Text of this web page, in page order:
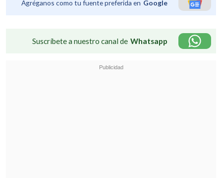
Agréganos como tu fuente preferida en Google
Suscríbete a nuestro canal de Whatsapp